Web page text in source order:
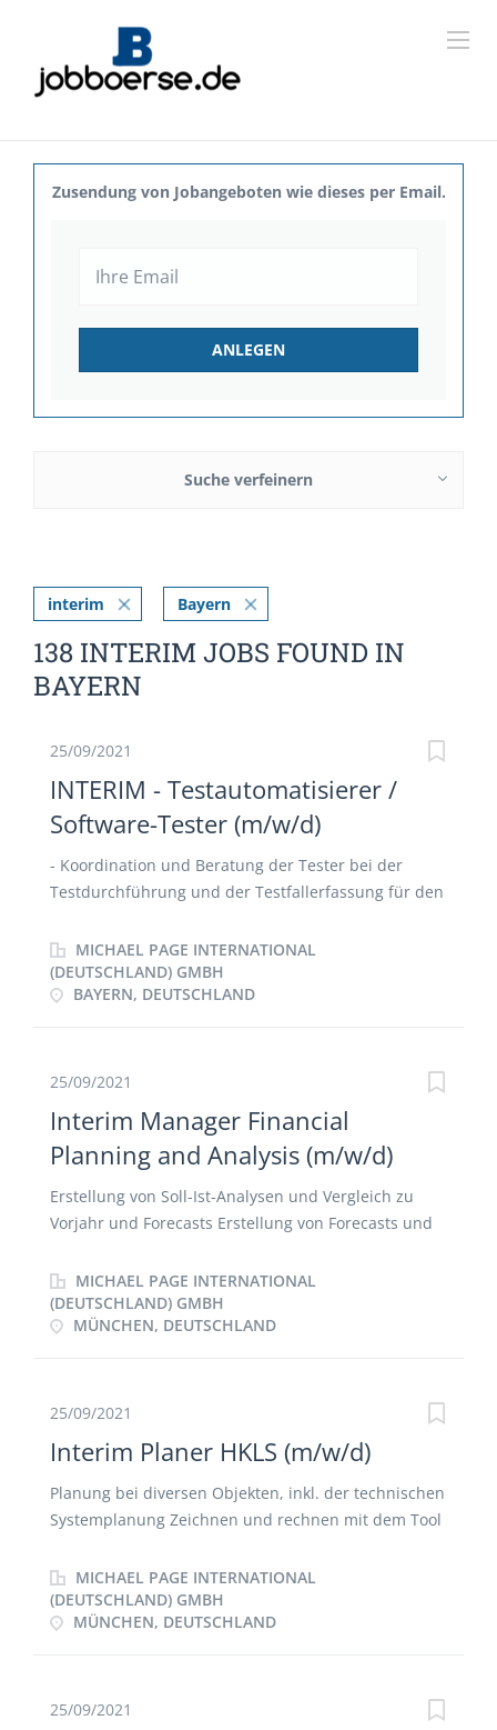
Zusendung von Jobangeboten wie dieses per Email.
Suche verfeinern
interim Bayern
138 INTERIM JOBS FOUND IN
BAYERN
25/09/2021
INTERIM - Testautomatisierer /
Software-Tester (m/w/d)
- Koordination und Beratung der Tester bei der
Testdurchführung und der Testfallerfassung für den
Systemintegrationstest - Abstimmung und
Unterstützung des Testvorgehens (Testressourcen,
Testobjekte, Testberichte und Termine) für die
Fehlermeldungen bzw. Bugs in JIRA
MICHAEL PAGE INTERNATIONAL
(DEUTSCHLAND) GMBH
BAYERN, DEUTSCHLAND
25/09/2021
Interim Manager Financial
Planning and Analysis (m/w/d)
Erstellung von Soll-Ist-Analysen und Vergleich zu
Vorjahr und Forecasts Erstellung von Forecasts und
Unterstützung der Finanzabteilung bei der
Erstellung von Monats-, Quartals- und
Jahresabschlüssen Bearbeitung von
MICHAEL PAGE INTERNATIONAL
(DEUTSCHLAND) GMBH
MÜNCHEN, DEUTSCHLAND
25/09/2021
Interim Planer HKLS (m/w/d)
Planung bei diversen Objekten, inkl. der technischen
Systemplanung Zeichnen und rechnen mit dem Tool
Betreuung der Leistungsphasen 1-5
MICHAEL PAGE INTERNATIONAL
(DEUTSCHLAND) GMBH
MÜNCHEN, DEUTSCHLAND
25/09/2021